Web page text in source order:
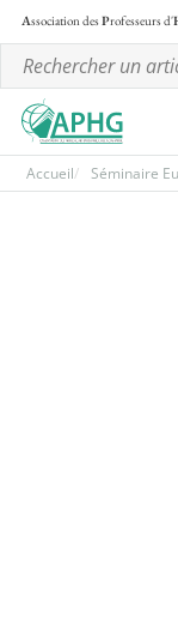
Association desProfesseurs d'
Accueil Séminaire